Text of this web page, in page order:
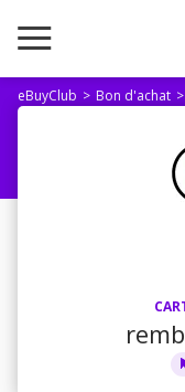
eBuyClub Bon d'achat